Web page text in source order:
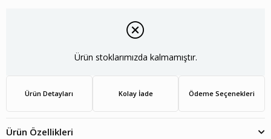
Ürün stoklarımızda kalmamıştır.
Ürün Detayları Kolay İade Ödeme Seçenekleri
Ürün Özellikleri